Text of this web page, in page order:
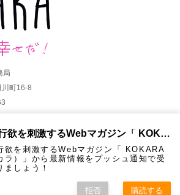
局
町16-8
KOKARA. All Rights Reserved.
親孝行欲を刺激するWebマガジン「 KOKARA（コカラ）」から通知を受け取る
欲を刺激するWebマガジン「 KOKARA
ラ）」から最新情報をプッシュ通知で受
ましょう！
拒否 購読する